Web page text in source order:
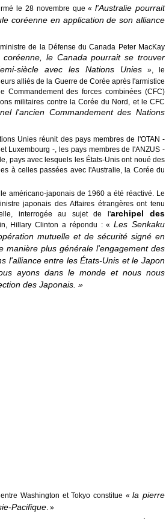
le 28 novembre que «l'Australie pourrait
coréenne en application de son alliance
de la Défense du Canada Peter MacKay
le Canada pourrait se trouver
siècle avec les Nations Unies», le
alliés de la Guerre de Corée après l'armistice
des forces combinées (CFC)
militaires contre la Corée du Nord, et le CFC
l'ancien Commandement des Nations
Unies réunit des pays membres de l'OTAN -
Luxembourg -, les pays membres de l'ANZUS -
pays avec lesquels les États-Unis ont noué des
à celles passées avec l'Australie, la Corée du
américano-japonais de 1960 a été réactivé. Le
japonais des Affaires étrangères ont tenu
interrogée au sujet de l'archipel des
Hillary Clinton a répondu : «Les Senkaku
mutuelle et de sécurité signé en
manière plus générale l'engagement des
l'alliance entre les États-Unis et le Japon
ayons dans le monde et nous nous
des Japonais. »
Washington et Tokyo constitue «la pierre
Pacifique. »